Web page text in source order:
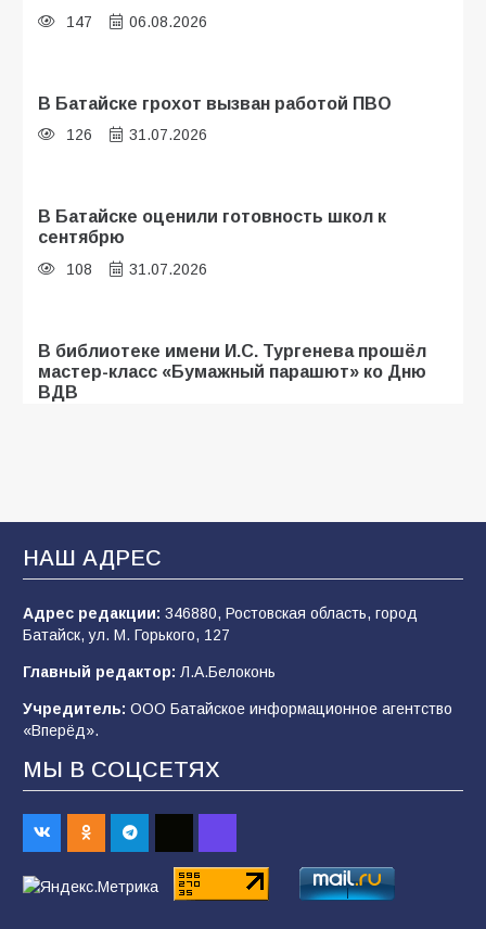
147 06.08.2026
В Батайске грохот вызван работой ПВО
126 31.07.2026
В Батайске оценили готовность школ к
сентябрю
108 31.07.2026
В библиотеке имени И.С. Тургенева прошёл
мастер-класс «Бумажный парашют» ко Дню
ВДВ
образовательного кластера
106 05.08.2026
«Мобилизация или набор?» Что на самом
деле происходит в армии России в августе
2026 года
101 03.08.2026
В Батайске продолжаются дорожные работы
98 04.08.2026
НАШ АДРЕС
Адрес редакции: 346880, Ростовская область, город
Батайск, ул. М. Горького, 127
Главный редактор: Л.А.Белоконь
Учредитель: ООО Батайское информационное агентство
«Вперёд».
МЫ В СОЦСЕТЯХ